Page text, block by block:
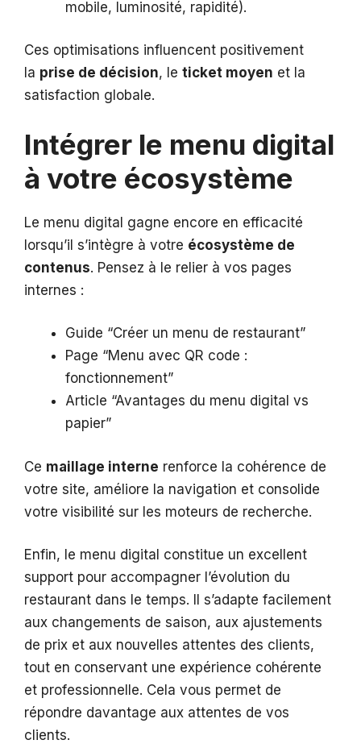
mobile, luminosité, rapidité).
Ces optimisations influencent positivement
la prise de décision, le ticket moyen et la
satisfaction globale.
Intégrer le menu digital
à votre écosystème
Le menu digital gagne encore en efficacité
lorsqu’il s’intègre à votre écosystème de
contenus. Pensez à le relier à vos pages
internes :
Guide “Créer un menu de restaurant”
Page “Menu avec QR code :
fonctionnement”
Article “Avantages du menu digital vs
papier”
Ce maillage interne renforce la cohérence de
votre site, améliore la navigation et consolide
votre visibilité sur les moteurs de recherche.
Enfin, le menu digital constitue un excellent
support pour accompagner l’évolution du
restaurant dans le temps. Il s’adapte facilement
aux changements de saison, aux ajustements
de prix et aux nouvelles attentes des clients,
tout en conservant une expérience cohérente
et professionnelle. Cela vous permet de
répondre davantage aux attentes de vos
clients.